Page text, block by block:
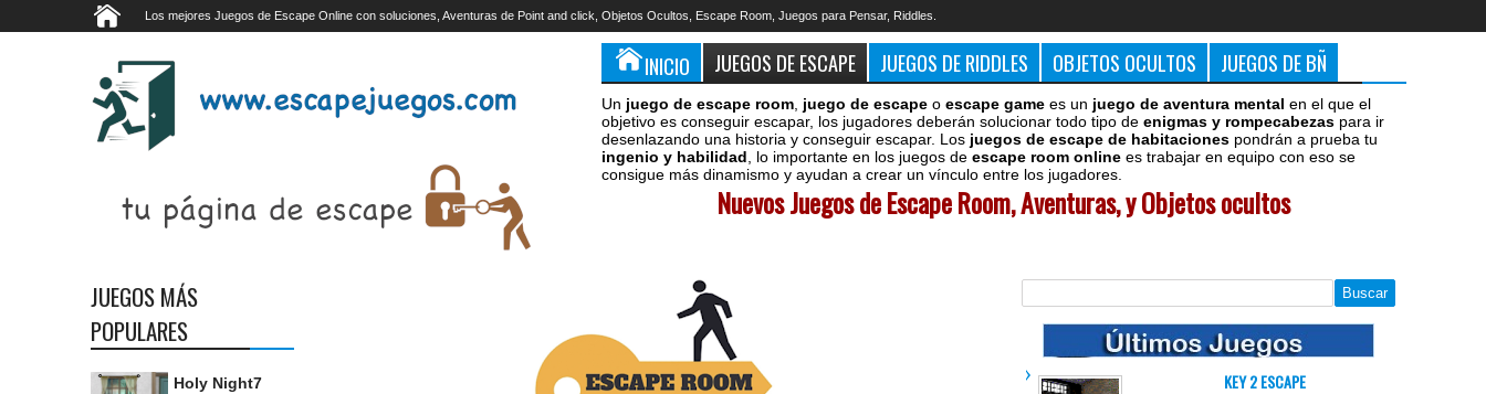
Los mejores Juegos de Escape Online con soluciones, Aventuras de Point and click, Objetos Ocultos, Escape Room, Juegos para Pensar, Riddles.
INICIO JUEGOS DE ESCAPE JUEGOS DE RIDDLES OBJETOS OCULTOS JUEGOS DE BÑ
Un juego de escape room juego de escape o escape game es un juego de aventura mental en el que el
objetivo es conseguir escapar, los jugadores deberán solucionar todo tipo de enigmas y rompecabezas para ir
desenlazando una historia y conseguir escapar. Los juegos de escape de habitaciones pondrán a prueba tu
ingenio y habilidad , lo importante en los juegos de escape room online es trabajar en equipo con eso se
consigue más dinamismo y ayudan a crear un vínculo entre los jugadores.
Nuevos Juegos de Escape Room, Aventuras, y Objetos ocultos
JUEGOS MÁS
POPULARES
Holy Night7
KEY 2 ESCAPE